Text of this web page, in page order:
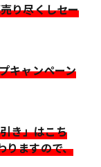
り尽くしセー
キャンペーン
き」はこち
りますので、